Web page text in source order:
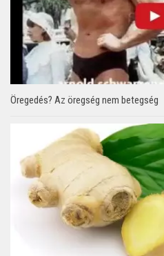
Öregedés? Az öregség nem betegség